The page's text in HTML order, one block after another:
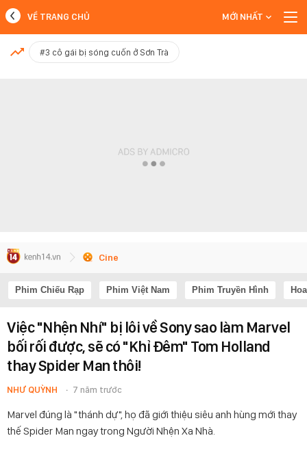
MỚI NHẤT
VỀ TRANG CHỦ MỚI NHẤT
#3 cô gái bị sóng cuốn ở Sơn Trà
Cine
Phim Chiếu Rạp Phim Việt Nam Phim Truyền Hình
Việc "Nhện Nhí" bị lôi về Sony sao làm Marvel
bối rối được, sẽ có "Khỉ Đêm" Tom Holland
thay Spider Man thôi!
NHƯ QUỲNH 7 năm trước
Marvel đúng là "thánh dự", họ đã giới thiệu siêu anh hùng mới thay
thế Spider Man ngay trong Người Nhện Xa Nhà.